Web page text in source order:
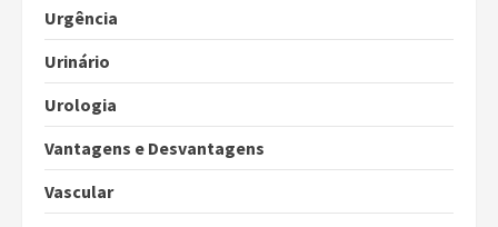
Urgência
Urinário
Urologia
Vantagens e Desvantagens
Vascular